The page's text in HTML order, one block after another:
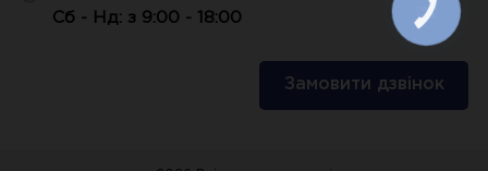
Сб - Нд: з 9:00 - 18:00
Замовити дзвінок
КНОПКА
ЗВ'ЯЗКУ